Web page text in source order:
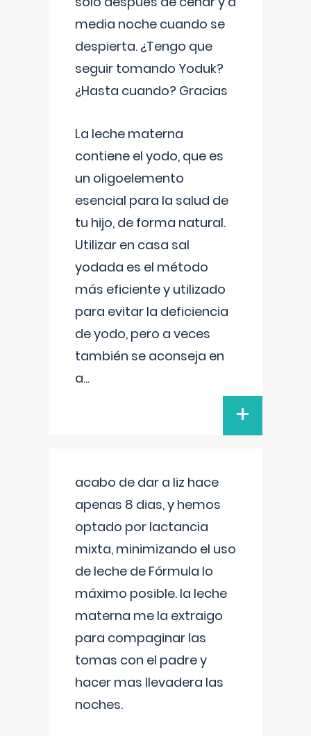
media noche cuando se
despierta. ¿Tengo que
seguir tomando Yoduk?
¿Hasta cuando? Gracias
La leche materna
contiene el yodo, que es
un oligoelemento
esencial para la salud de
tu hijo, de forma natural.
Utilizar en casa sal
yodada es el método
más eficiente y utilizado
para evitar la deficiencia
de yodo, pero a veces
también se aconseja en
a...
+
acabo de dar a liz hace
apenas 8 dias, y hemos
optado por lactancia
mixta, minimizando el uso
de leche de Fórmula lo
máximo posible. la leche
materna me la extraigo
para compaginar las
tomas con el padre y
hacer mas llevadera las
noches.